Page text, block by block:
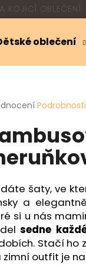
oblečení
šaty, ve
a
si u nás
sedne
Stačí ho
zimní outfit je
HLEDAT